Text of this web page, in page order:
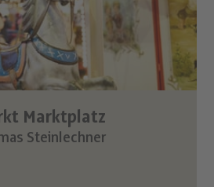
Marktplatz
Steinlechner